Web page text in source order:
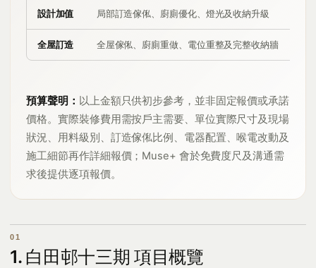
設計加值 局部訂造傢俬、廚廁優化、燈光及收納升級
全屋訂造 全屋傢俬、廚廁重做、電位重整及完整收納牆
預算聲明： 以上金額只供初步參考，並非固定報價或承諾
價格。實際裝修費用需按戶主需要、單位實際尺寸及現場
狀況、用料級別、訂造傢俬比例、電器配置、喉電改動及
施工細節再作詳細報價；Muse+ 會於免費度尺及溝通需
求後提供逐項報價。
1. 白田邨十三期 項目概覽